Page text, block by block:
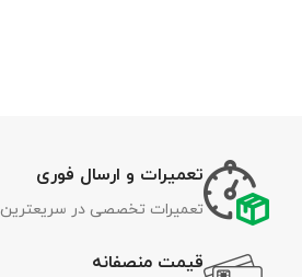
تعمیرات و ارسال فوری
تعمیرات تخصصی در
قیمت منصفانه